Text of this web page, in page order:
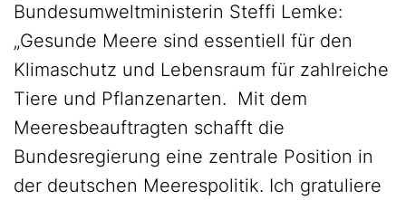
Bundesumweltministerin Steffi Lemke:
„Gesunde Meere sind essentiell für den
Klimaschutz und Lebensraum für zahlreiche
Tiere und Pflanzenarten. Mit dem
Meeresbeauftragten schafft die
Bundesregierung eine zentrale Position in
der deutschen Meerespolitik. Ich gratuliere